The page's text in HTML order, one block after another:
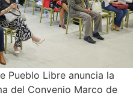
Pueblo Libre anuncia la
del Convenio Marco de